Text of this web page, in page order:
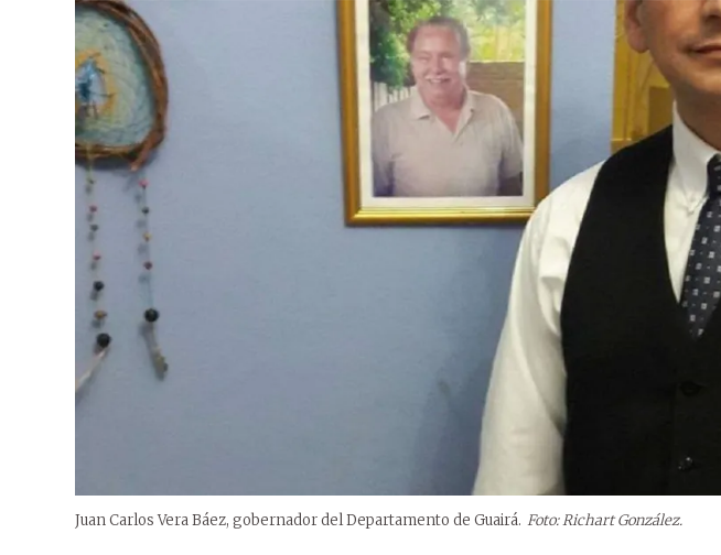
Juan Carlos Vera Báez, gobernador del Departamento de Guairá. Foto: Richart González.